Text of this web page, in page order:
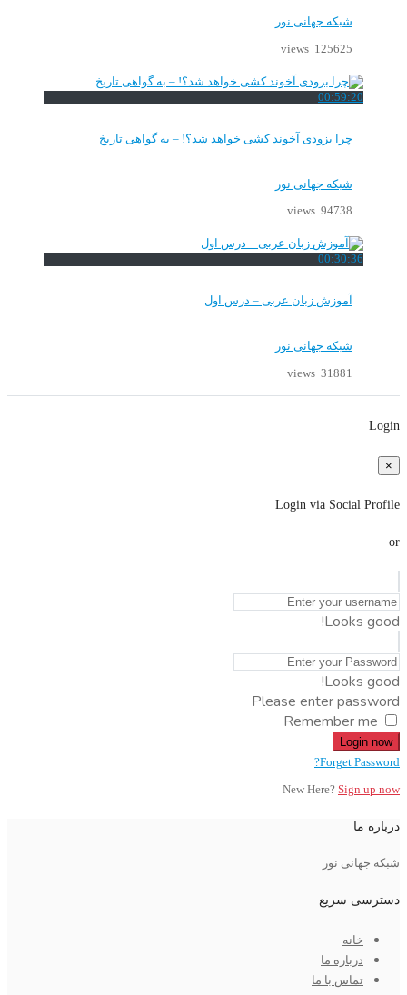
شبکه جهانی نور
125625 views
00:59:20
چرا بزودی آخوند کشی خواهد شد؟! – به گواهی تاریخ
شبکه جهانی نور
94738 views
00:30:36
آموزش زبان عربی – درس اول
شبکه جهانی نور
31881 views
Login
×
Login via Social Profile
or
Looks good!
Looks good!
Please enter password
Remember me
Login now
Forget Password?
New Here? Sign up now
درباره ما
شبکه جهانی نور
دسترسی سریع
خانه
درباره ما
تماس با ما